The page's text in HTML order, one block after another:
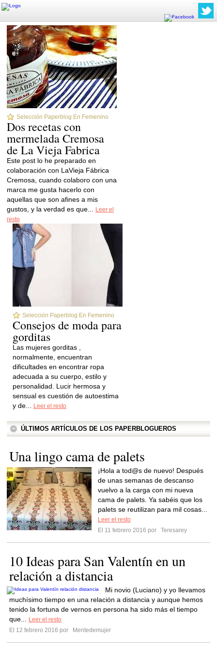
Selección Paperblog En Femenino
Dos recetas con
mermelada Cremosa
de La Vieja Fabrica
Este post lo he preparado en
colaboración con LaVieja Fábrica
Cremosa, cuando colaboro con una
marca me gusta hacerlo con
aquellas que son afines a mis
gustos, y la verdad es que...
Leer el
resto
Selección Paperblog En Femenino
Consejos de moda para
gorditas
Las mujeres gorditas ,
normalmente, encuentran
dificultades en encontrar ropa
adecuada a su cuerpo, estilo y
personalidad. Lucir hermosa y
sensual es cuestión de autoestima
y de...
Leer el resto
ÚLTIMOS ARTÍCULOS DE LOS PAPERBLOGUEROS
Una lingo cama de palets
¡Hola a tod@s de nuevo! Después
de unas semanas de descanso
vuelvo a la carga con mi nueva
cama de palets. Ya sabéis que los
palets se reutilizan para mil cosas...
Leer el resto
El 11 febrero 2016 por
Teresarey
10 Ideas para San Valentín en un
relación a distancia
Mi novio (Luciano) y yo llevamos
muchísimo tiempo en una relación a distancia y aunque hemos
tenido la fortuna de vernos en persona ha sido más el tiempo
que...
Leer el resto
El 12 febrero 2016 por
Mentedemujer